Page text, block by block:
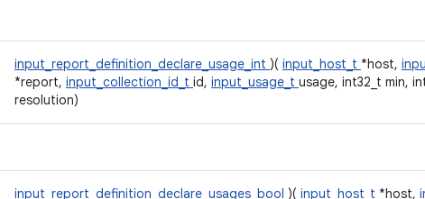
input_report_definition_declare_usage_int )( input_host_t *host,
*report, input_collection_id_t id, input_usage_t usage, int32_t min,
resolution)
input_report_definition_declare_usages_bool )( input_host_t *host,